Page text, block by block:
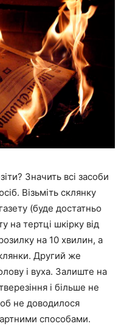
Значить всі засоби
Візьміть склянку
(буде достатньо
на тертці шкірку від
на 10 хвилин, а
Другий же
і вуха. Залиште на
і більше не
не доводилося
способами.